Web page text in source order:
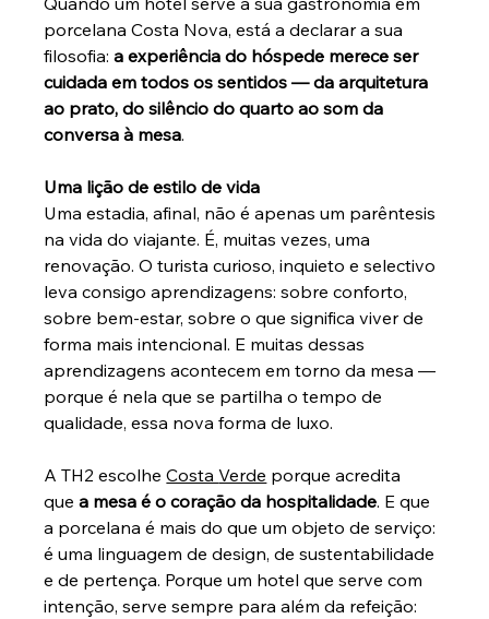
porcelana Costa Nova, está a declarar a sua
filosofia: a experiência do hóspede merece ser
cuidada em todos os sentidos — da arquitetura
ao prato, do silêncio do quarto ao som da
conversa à mesa.
Uma lição de estilo de vida
Uma estadia, afinal, não é apenas um parêntesis
na vida do viajante. É, muitas vezes, uma
renovação. O turista curioso, inquieto e selectivo
leva consigo aprendizagens: sobre conforto,
sobre bem-estar, sobre o que significa viver de
forma mais intencional. E muitas dessas
aprendizagens acontecem em torno da mesa —
porque é nela que se partilha o tempo de
qualidade, essa nova forma de luxo.
A TH2 escolhe Costa Verde porque acredita
que a mesa é o coração da hospitalidade. E que
a porcelana é mais do que um objeto de serviço:
é uma linguagem de design, de sustentabilidade
e de pertença. Porque um hotel que serve com
intenção, serve sempre para além da refeição: